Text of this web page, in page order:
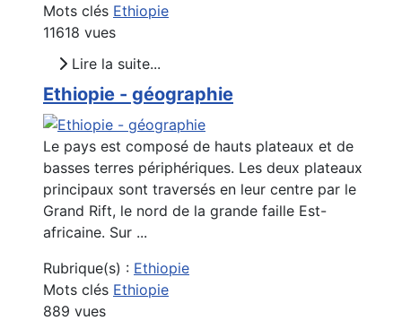
Mots clés Ethiopie
11618 vues
Lire la suite...
Ethiopie - géographie
Le pays est composé de hauts plateaux et de
basses terres périphériques. Les deux plateaux
principaux sont traversés en leur centre par le
Grand Rift, le nord de la grande faille Est-
africaine. Sur ...
Rubrique(s) : Ethiopie
Mots clés Ethiopie
889 vues